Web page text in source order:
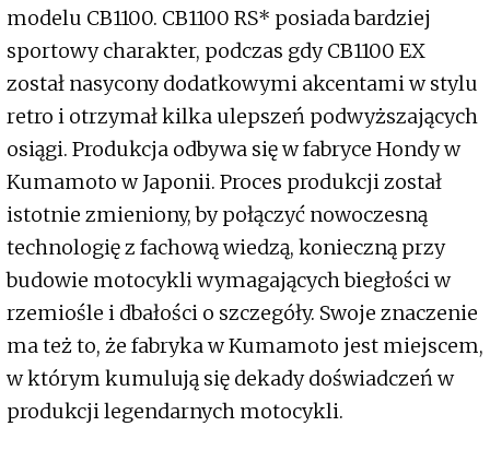
modelu CB1100. CB1100 RS* posiada bardziej
sportowy charakter, podczas gdy CB1100 EX
został nasycony dodatkowymi akcentami w stylu
retro i otrzymał kilka ulepszeń podwyższających
osiągi. Produkcja odbywa się w fabryce Hondy w
Kumamoto w Japonii. Proces produkcji został
istotnie zmieniony, by połączyć nowoczesną
technologię z fachową wiedzą, konieczną przy
budowie motocykli wymagających biegłości w
rzemiośle i dbałości o szczegóły. Swoje znaczenie
ma też to, że fabryka w Kumamoto jest miejscem,
w którym kumulują się dekady doświadczeń w
produkcji legendarnych motocykli.